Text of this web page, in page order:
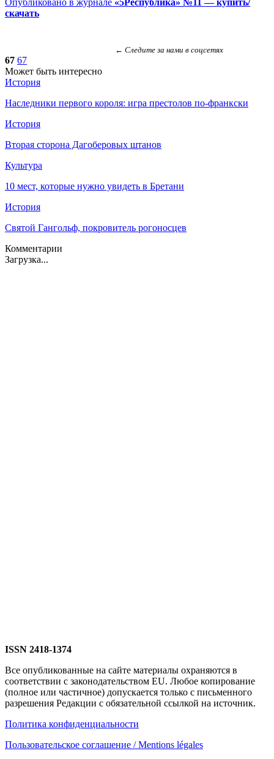
скачать
← Следите за нами в соцсетях
67 67
Может быть интересно
История
Наследники первого короля: игра престолов по-франкски
История
Вторая сторона Дагоберовых штанов
Культура
10 мест, которые нужно увидеть в Бретани
История
Святой Гангольф, покровитель рогоносцев
Комментарии
Загрузка...
ISSN 2418-1374
Все опубликованные на сайте материалы охраняются в
соответствии с законодательством EU. Любое копирование
(полное или частичное) допускается только с письменного
разрешения Редакции с обязательной ссылкой на источник.
Политика конфиденциальности
Пользовательское соглашение / Mentions légales